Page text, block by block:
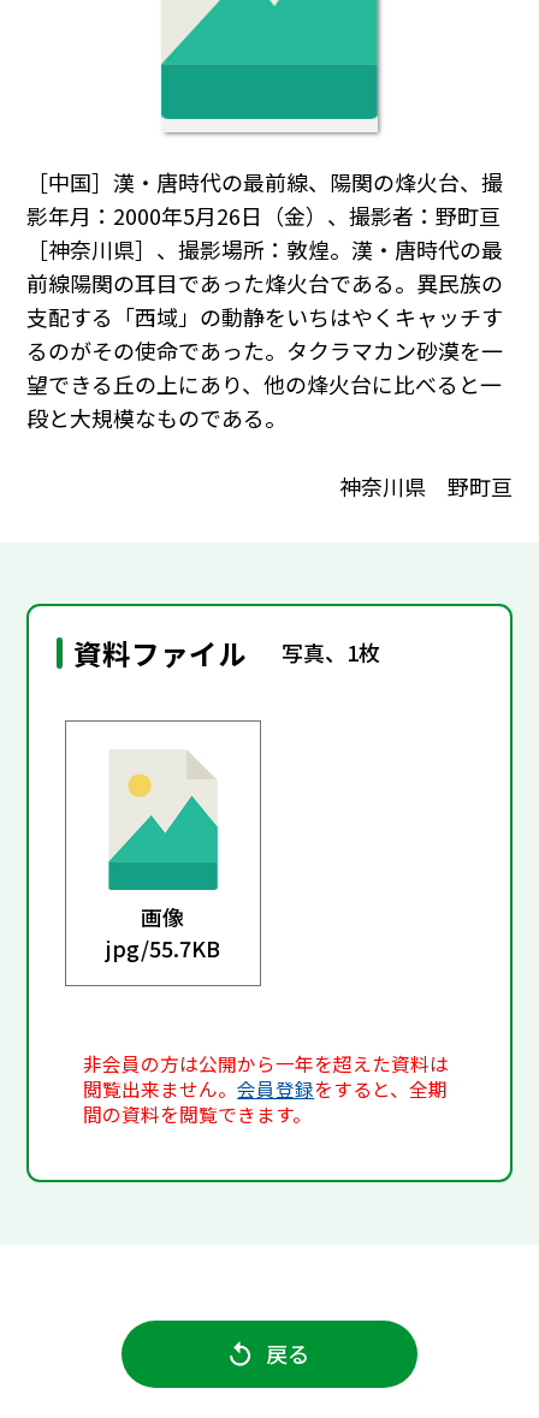
［中国］漢・唐時代の最前線、陽関の烽火台、撮
影年月：2000年5月26日（金）、撮影者：野町亘
［神奈川県］、撮影場所：敦煌。漢・唐時代の最
前線陽関の耳目であった烽火台である。異民族の
支配する「西域」の動静をいちはやくキャッチす
るのがその使命であった。タクラマカン砂漠を一
望できる丘の上にあり、他の烽火台に比べると一
段と大規模なものである。
神奈川県 野町亘
資料ファイル 写真、1枚
画像
jpg/55.7KB
非会員の方は公開から一年を超えた資料は
閲覧出来ません。会員登録をすると、全期
間の資料を閲覧できます。
戻る